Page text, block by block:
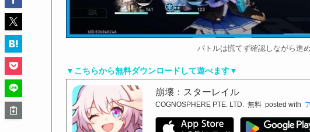
バトルは慌てず確認しながら進
▼こちらから無料ダウンロードして遊べます▼
崩壊：スターレイル
COGNOSPHERE PTE. LTD. 無料 posted with